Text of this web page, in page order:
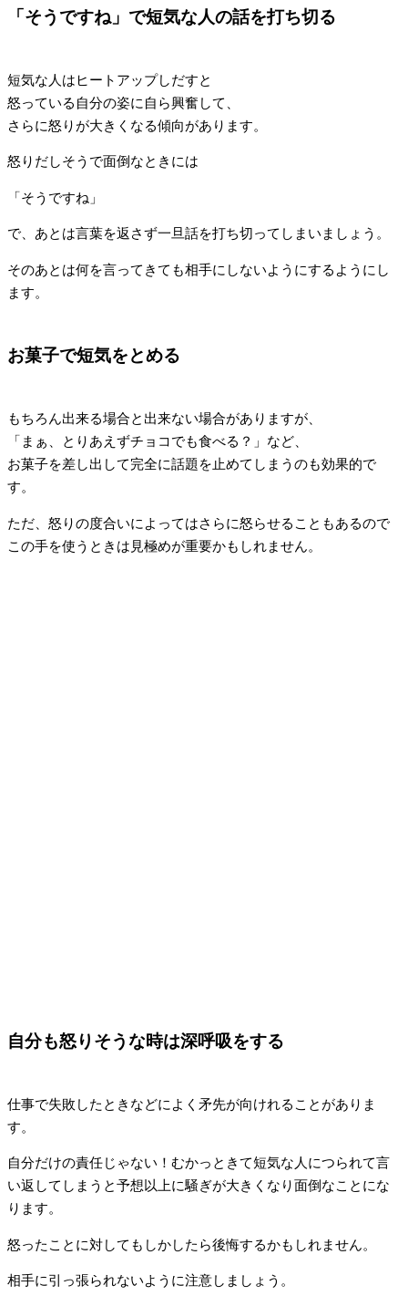
「そうですね」で短気な人の話を打ち切る
短気な人はヒートアップしだすと
怒っている自分の姿に自ら興奮して、
さらに怒りが大きくなる傾向があります。
怒りだしそうで面倒なときには
「そうですね」
で、あとは言葉を返さず一旦話を打ち切ってしまいましょう。
そのあとは何を言ってきても相手にしないようにするようにし
ます。
お菓子で短気をとめる
もちろん出来る場合と出来ない場合がありますが、
「まぁ、とりあえずチョコでも食べる？」など、
お菓子を差し出して完全に話題を止めてしまうのも効果的で
す。
ただ、怒りの度合いによってはさらに怒らせることもあるので
この手を使うときは見極めが重要かもしれません。
自分も怒りそうな時は深呼吸をする
仕事で失敗したときなどによく矛先が向けれることがありま
す。
自分だけの責任じゃない！むかっときて短気な人につられて言
い返してしまうと予想以上に騒ぎが大きくなり面倒なことにな
ります。
怒ったことに対してもしかしたら後悔するかもしれません。
相手に引っ張られないように注意しましょう。